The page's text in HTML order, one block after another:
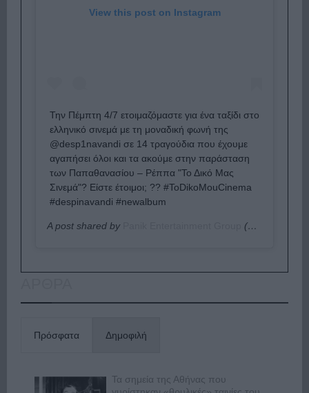
View this post on Instagram
Την Πέμπτη 4/7 ετοιμαζόμαστε για ένα ταξίδι στο
ελληνικό σινεμά με τη μοναδική φωνή της
@desp1navandi σε 14 τραγούδια που έχουμε
αγαπήσει όλοι και τα ακούμε στην παράσταση
των Παπαθανασίου – Ρέππα "Το Δικό Μας
Σινεμά"? Είστε έτοιμοι; ?? #ToDikoMouCinema
#despinavandi #newalbum
A post shared by (@panik_entertainment_group) on
Πρόσφατα Δημοφιλή
Τα σημεία της Αθήνας που